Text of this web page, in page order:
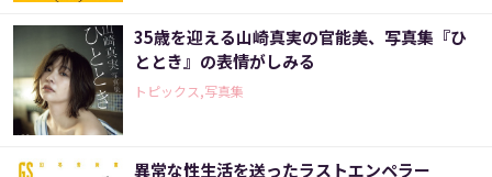
35歳を迎える山崎真実の官能美、写真集『ひ
ととき』の表情がしみる
トピックス,写真集
異常な性生活を送ったラストエンペラー